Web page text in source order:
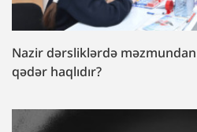
Nazir dərsliklərdə
qədər haqlıdır?